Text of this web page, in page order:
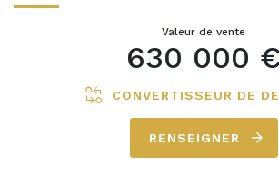
Valeur de vente
630 000
CONVERTISSEUR DE
RENSEIGNER